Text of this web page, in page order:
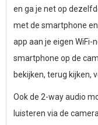
en ga je net op
met de smartphone
app aan je eigen
smartphone op de
bekijken, terug kijken,
Ook de 2-way audio
luisteren via de camera.